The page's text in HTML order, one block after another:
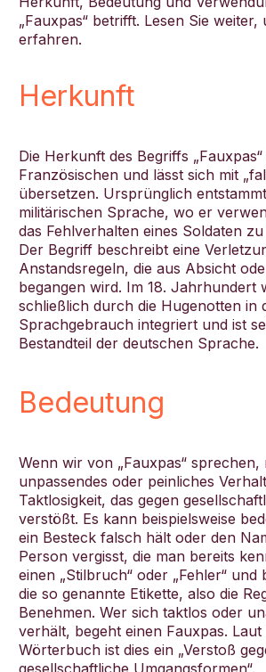
„Fauxpas“ betrifft. Lesen Sie
erfahren.
Herkunft
Die Herkunft des Begriffs
Französischen und lässt sich mit
übersetzen. Ursprünglich
militärischen Sprache, wo er
das Fehlverhalten eines Soldaten
Der Begriff beschreibt eine
Anstandsregeln, die aus Absicht
begangen wird. Im 18. Jahrhundert
schließlich durch die Hugenotten in
Sprachgebrauch integriert und ist
Bestandteil der deutschen Sprache.
Bedeutung
Wenn wir von „Fauxpas“ sprechen,
unpassendes oder peinliches
Taktlosigkeit, das gegen
verstößt. Es kann beispielsweise
ein Besteck falsch hält oder den
Person vergisst, die man bereits
einen „Stilbruch“ oder „Fehler“ und
die so genannte Etikette, also die
Benehmen. Wer sich taktlos oder
verhält, begeht einen Fauxpas. Laut
Wörterbuch ist dies ein „Verstoß
gesellschaftliche Umgangsformen“.